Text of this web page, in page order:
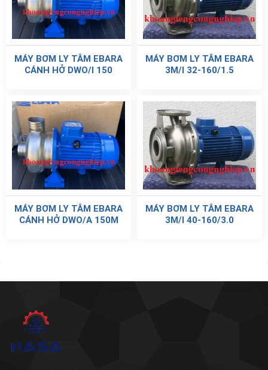
MÁY BƠM LY TÂM EBARA
CÁNH HỞ DWO/I 150
MÁY BƠM LY TÂM EBARA
3M/I 32-160/1.5
MÁY BƠM LY TÂM EBARA
CÁNH HỞ DWO/A 150M
MÁY BƠM LY TÂM EBARA
3M/I 40-160/3.0